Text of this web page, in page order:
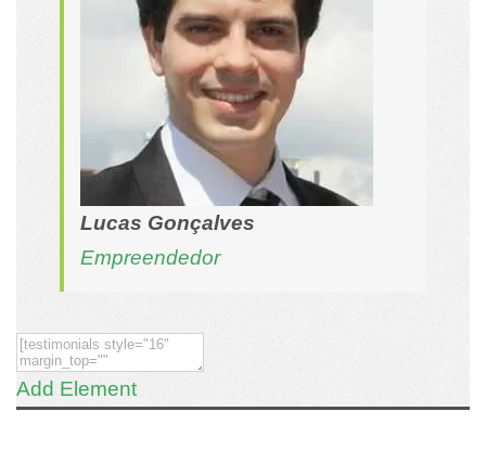
Lucas Gonçalves
Empreendedor
Add Element